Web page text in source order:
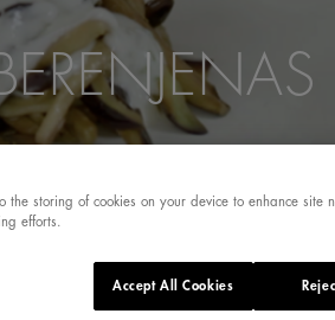
the storing of cookies on your device to enhance site
efforts.
Accept All Cookies